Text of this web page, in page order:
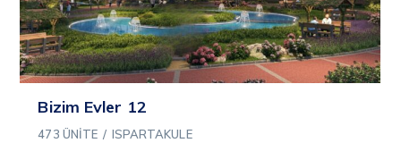
Bizim Evler 12
473 ÜNITE / ISPARTAKULE